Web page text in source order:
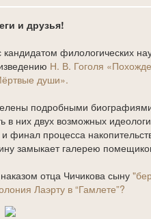
и друзья!
филологических
Н. В. Гоголя
души».
подробными
в них двух возможных
финал процесса
замыкает галерею
отца Чичикова сыну
Лаэрту в “Гамлете”?